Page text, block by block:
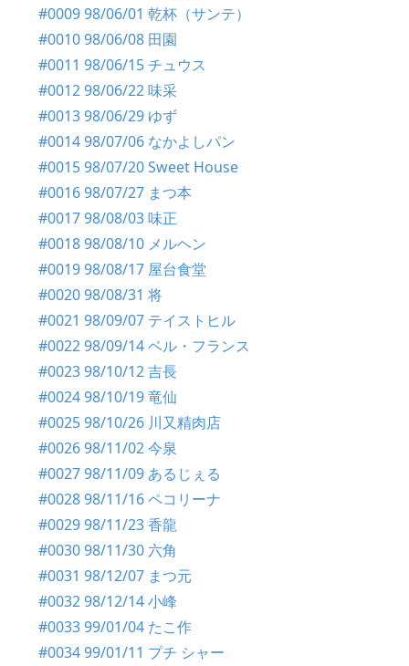
#0009 98/06/01 乾杯（サンテ）
#0010 98/06/08 田園
#0011 98/06/15 チュウス
#0012 98/06/22 味采
#0013 98/06/29 ゆず
#0014 98/07/06 なかよしパン
#0015 98/07/20 Sweet House
#0016 98/07/27 まつ本
#0017 98/08/03 味正
#0018 98/08/10 メルヘン
#0019 98/08/17 屋台食堂
#0020 98/08/31 将
#0021 98/09/07 テイストヒル
#0022 98/09/14 ベル・フランス
#0023 98/10/12 吉長
#0024 98/10/19 竜仙
#0025 98/10/26 川又精肉店
#0026 98/11/02 今泉
#0027 98/11/09 あるじぇる
#0028 98/11/16 ペコリーナ
#0029 98/11/23 香龍
#0030 98/11/30 六角
#0031 98/12/07 まつ元
#0032 98/12/14 小峰
#0033 99/01/04 たこ作
#0034 99/01/11 プチ シャー